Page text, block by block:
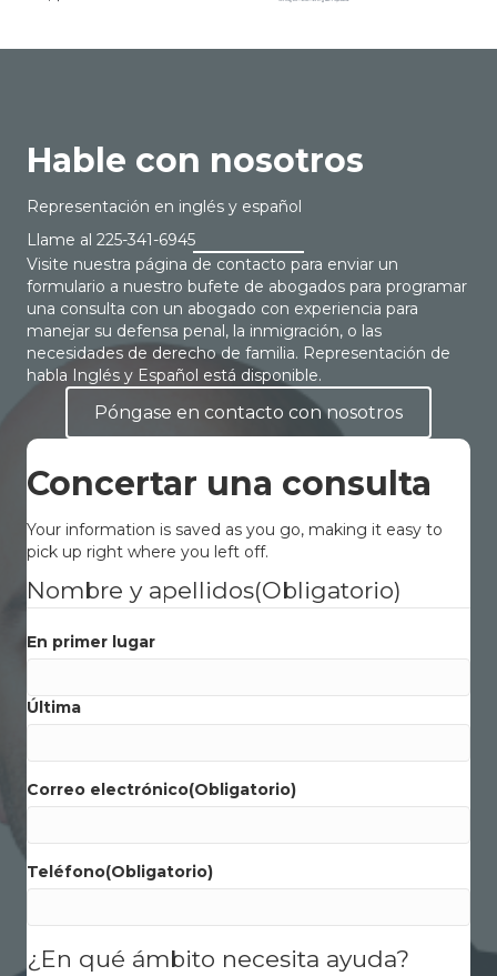
Hable con nosotros
Representación en inglés y español
Llame al 225-341-6945
Visite nuestra página de contacto para enviar un
formulario a nuestro bufete de abogados para programar
una consulta con un abogado con experiencia para
manejar su defensa penal, la inmigración, o las
necesidades de derecho de familia. Representación de
habla Inglés y Español está disponible.
Póngase en contacto con nosotros
Concertar una consulta
Your information is saved as you go, making it easy to
pick up right where you left off.
Nombre y apellidos(Obligatorio)
En primer lugar
Última
Correo electrónico(Obligatorio)
Teléfono(Obligatorio)
¿En qué ámbito necesita ayuda?